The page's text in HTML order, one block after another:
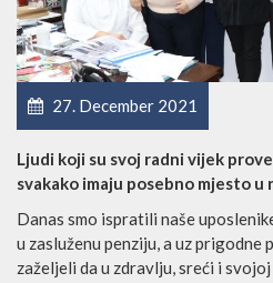
27. December 2021
Ljudi koji su svoj radni vijek
svakako imaju posebno mjesto u
Danas smo ispratili naše
u zasluženu penziju, a uz prigodne
zaželjeli da u zdravlju, sreći i